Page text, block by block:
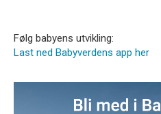
Følg babyens utvikling:
Last ned Babyverdens app her